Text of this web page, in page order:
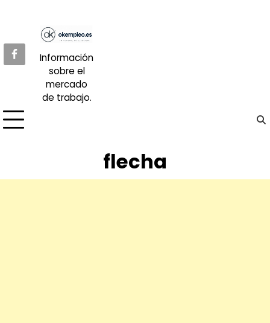
Información
sobre el
mercado
de trabajo.
flecha